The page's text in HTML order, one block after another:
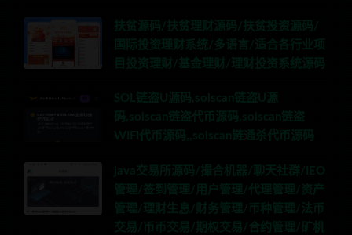
扶贫源码/扶贫理财源码/扶贫投资源码/
国际投资理财系统/多语言/适合各行业项
目投资理财/基金理财/理财投资系统源码
SOL链盗U源码,solscan链盗U源
码,solscan链盗代币源码,solscan链盗
WIFI代币源码,,solscan链通杀代币源码
java交易所源码/撮合机器/聊天社群/IEO
管理/签到管理/用户管理/代理管理/资产
管理/理财生息/财务管理/币种管理/法币
交易/币币交易/期权交易/合约管理/矿机